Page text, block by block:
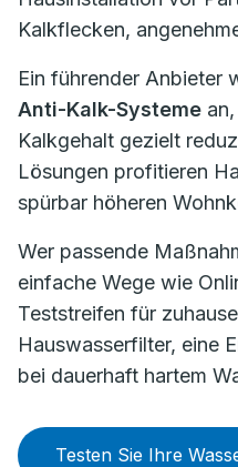
Kalkflecken,
Ein führender Anbieter
Anti-Kalk-Systeme
Kalkgehalt gezielt
Lösungen profitieren
spürbar höheren
Wer passende
einfache Wege wie
Teststreifen für
Hauswasserfilter, eine
bei dauerhaft hartem
Testen Sie Ihre